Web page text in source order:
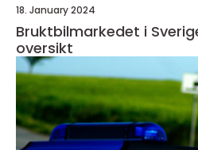
18. January 2024
Bruktbilmarkedet i
oversikt